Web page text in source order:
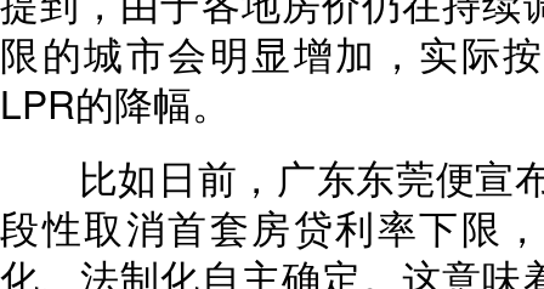
限的城市会明显增加，实际
LPR的降幅。
比如日前，广东东莞便宣
段性取消首套房贷利率下限
化、法制化自主确定。这意